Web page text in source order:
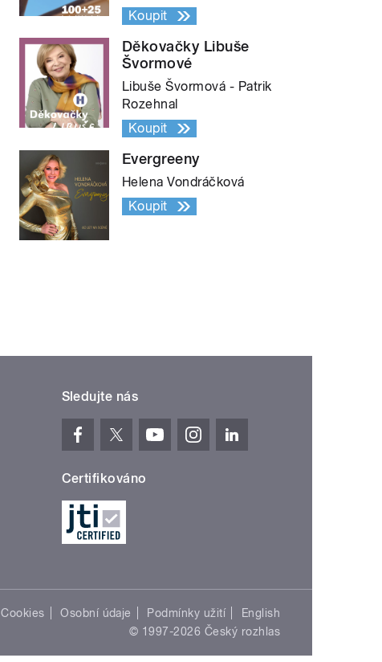
Koupit
Děkovačky Libuše
Švormové
Libuše Švormová - Patrik
Rozehnal
Koupit
Evergreeny
Helena Vondráčková
Koupit
Sledujte nás
Certifikováno
Cookies Osobní údaje Podmínky užití
English
© 1997-2026 Český rozhlas